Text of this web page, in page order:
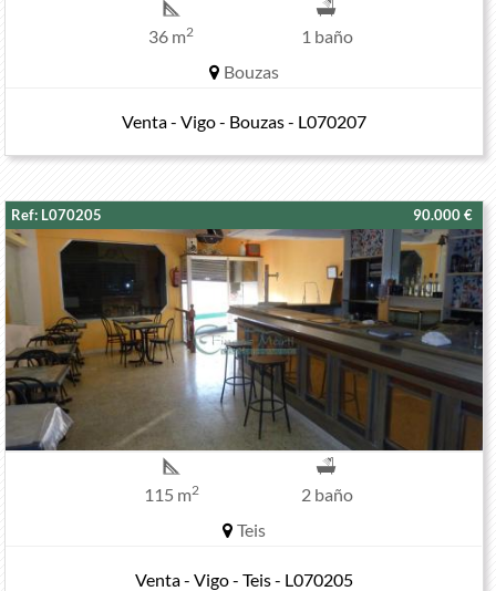
36 m2
1 baño
Bouzas
Venta - Vigo - Bouzas - L070207
Ref: L070205 90.000 €
115 m2
2 baño
Teis
Venta - Vigo - Teis - L070205